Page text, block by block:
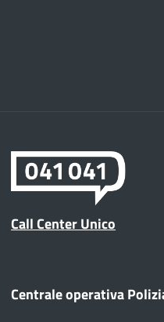
Call Center Unico
Centrale operativa